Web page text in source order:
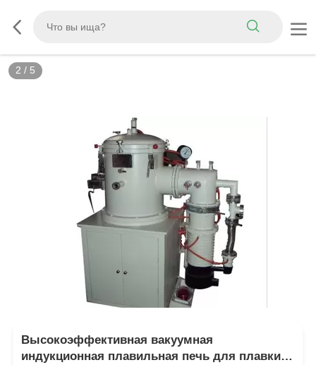
2 / 5
Высокоэффективная вакуумная
индукционная плавильная печь для плавки